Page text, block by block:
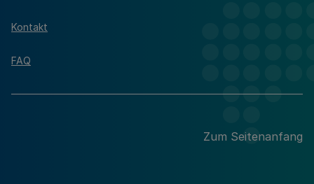
Kontakt
FAQ
Zum Seitenanfang